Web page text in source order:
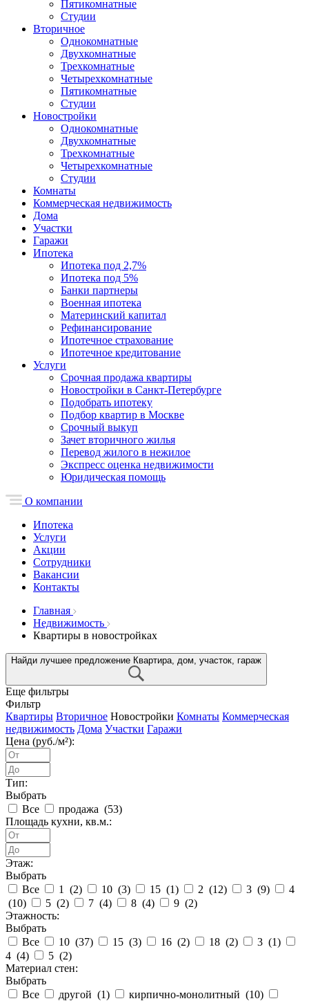
Пятикомнатные
Студии
Вторичное
Однокомнатные
Двухкомнатные
Трехкомнатные
Четырехкомнатные
Пятикомнатные
Студии
Новостройки
Однокомнатные
Двухкомнатные
Трехкомнатные
Четырехкомнатные
Студии
Комнаты
Коммерческая недвижимость
Дома
Участки
Гаражи
Ипотека
Ипотека под 2,7%
Ипотека под 5%
Банки партнеры
Военная ипотека
Материнский капитал
Рефинансирование
Ипотечное страхование
Ипотечное кредитование
Услуги
Срочная продажа квартиры
Новостройки в Санкт-Петербурге
Подобрать ипотеку
Подбор квартир в Москве
Срочный выкуп
Зачет вторичного жилья
Перевод жилого в нежилое
Экспресс оценка недвижимости
Юридическая помощь
О компании
Ипотека
Услуги
Акции
Сотрудники
Вакансии
Контакты
Главная
Недвижимость
Квартиры в новостройках
Найди лучшее предложение Квартира, дом, участок, гараж
Еще фильтры
Фильтр
Квартиры Вторичное Новостройки Комнаты Коммерческая
недвижимость Дома Участки Гаражи
Цена (руб./м²):
Тип:
Выбрать
Все
продажа (53)
Площадь кухни, кв.м.:
Этаж:
Выбрать
Все
1 (2) 10 (3) 15 (1) 2 (12) 3 (9)
4
(10) 5 (2) 7 (4) 8 (4) 9 (2)
Этажность:
Выбрать
Все
10 (37) 15 (3) 16 (2) 18 (2) 3 (1)
4 (4) 5 (2)
Материал стен:
Выбрать
Все
другой (1) кирпично-монолитный (10)